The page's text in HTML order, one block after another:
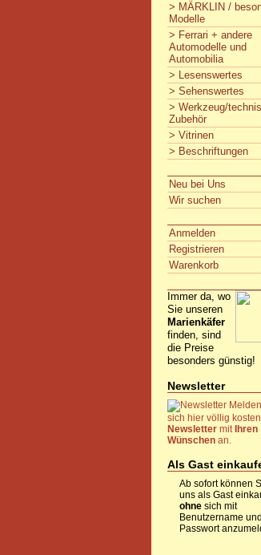
> MÄRKLIN /
Modelle
> Ferrari + andere
Automodelle und
Automobilia
> Lesenswertes
> Sehenswertes
> Werkzeug/
Zubehör
> Vitrinen
> Beschriftungen
Neu bei Uns
Wir suchen
Anmelden
Registrieren
Warenkorb
Immer da, wo
Sie unseren
Marienkäfer
finden, sind
die Preise
besonders günstig!
Newsletter
sich hier völlig
Newsletter mit Ihren
Wünschen an.
Als Gast
Ab sofort können
uns als Gast
ohne sich mit
Benutzername und
Passwort